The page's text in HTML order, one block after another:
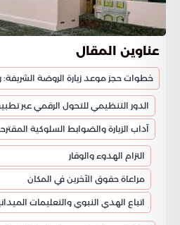
عناوين المقال
خطوات حجز موعد زيارة الروضة الشريفة:
الدور التنظيمي للتحول الرقمي عبر
آداب الزيارة والضوابط السلوكية
التزام الهدوء والوقار
مراعاة حقوق الآخرين في المكان
اتباع الهدي النبوي والتعليمات